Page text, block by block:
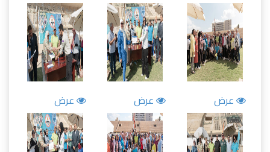
عرض عرض عرض